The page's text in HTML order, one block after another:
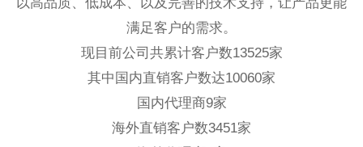
满足客户的需求。
现目前公司共累计客户数13525家
其中国内直销客户数达10060家
国内代理商9家
海外直销客户数3451家